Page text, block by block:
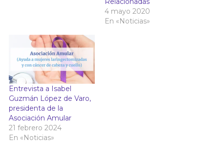
4 mayo 2020
En «Noticias»
Entrevista a Isabel
Guzmán López de Varo,
presidenta de la
Asociación Amular
21 febrero 2024
En «Noticias»